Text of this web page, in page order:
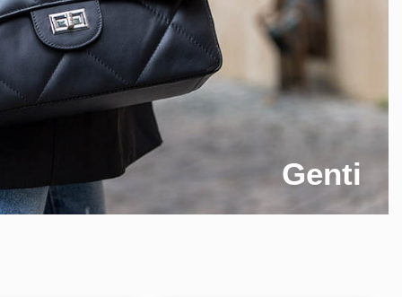
Genti